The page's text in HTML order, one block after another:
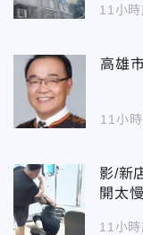
11小時
高雄
11小
影/新
開太
11小時